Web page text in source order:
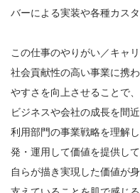
バーによる実装や各種カス
この仕事のやりがい／キャ
社会貢献性の高い事業に携
やすさを向上させることで、
ビジネスや会社の成長を間
利用部門の事業戦略を理解
発・運用して価値を提供して
自らが描き実現した価値が